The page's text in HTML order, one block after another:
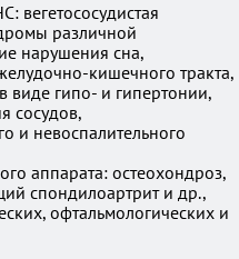
вегетососудистая
различной
нарушения сна,
кишечного тракта,
виде гипо- и гипертонии,
сосудов,
и невоспалительного
аппарата: остеохондроз,
спондилоартрит и др.,
офтальмологических и